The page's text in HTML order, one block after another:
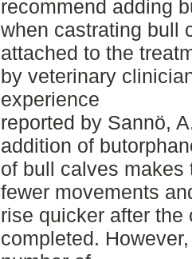
recommend adding
when castrating bull
attached to the
by veterinary
experience
reported by Sannö,
addition of
of bull calves makes
fewer movements
rise quicker after the
completed.